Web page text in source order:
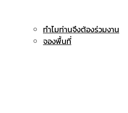
ทำไมท่านจึงต้องร่วมงาน
จองพื้นที่